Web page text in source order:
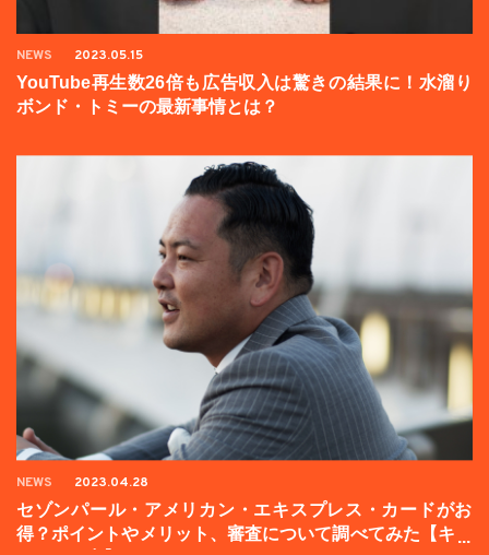
NEWS 2023.05.15
YouTube再生数26倍も広告収入は驚きの結果に！水溜り
ボンド・トミーの最新事情とは？
NEWS 2023.04.28
セゾンパール・アメリカン・エキスプレス・カードがお
得？ポイントやメリット、審査について調べてみた【キャ